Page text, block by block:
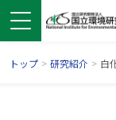
トップ > 研究紹介 > 白